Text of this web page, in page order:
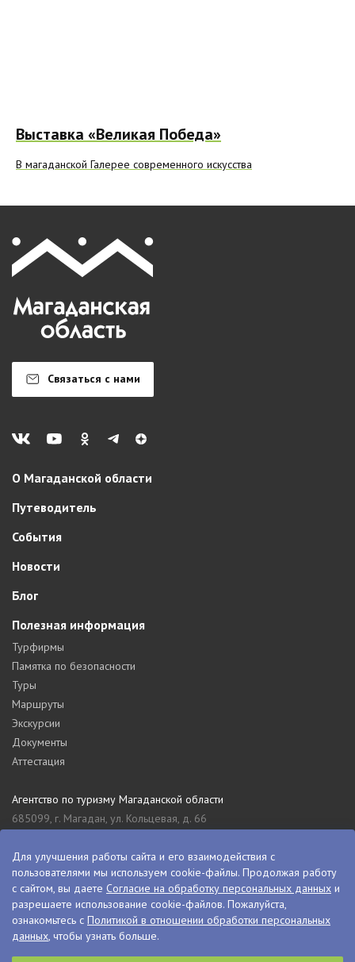
Выставка «Великая Победа»
В магаданской Галерее современного искусства
Связаться с нами
О Магаданской области
Путеводитель
События
Новости
Блог
Полезная информация
Турфирмы
Памятка по безопасности
Туры
Маршруты
Экскурсии
Документы
Аттестация
Агентство по туризму Магаданской области
685099, г. Магадан, ул. Кольцевая, д. 66
8 (4132) 61-76-67
Туристский информационный центр Магаданской области
685000, г. Магадан, ул. Пролетарская, д. 11
visitkolyma@mail.ru
+7 (4132) 60-70-11
+7 (4132) 61-73-15
Для улучшения работы сайта и его взаимодействия с
пользователями мы используем cookie-файлы. Продолжая работу
с сайтом, вы даете Согласие на обработку персональных данных и
разрешаете использование cookie-файлов. Пожалуйста,
ознакомьтесь с Политикой в отношении обработки персональных
данных, чтобы узнать больше.